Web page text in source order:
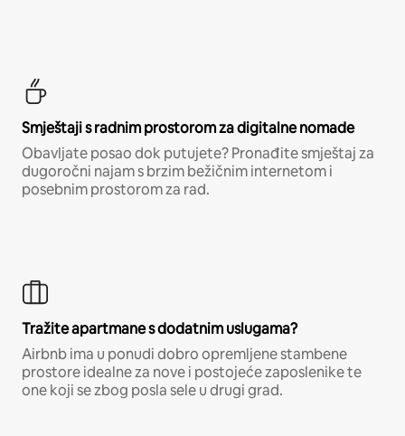
Smještaji s radnim prostorom za digitalne nomade
Obavljate posao dok putujete? Pronađite smještaj za
dugoročni najam s brzim bežičnim internetom i
posebnim prostorom za rad.
Tražite apartmane s dodatnim uslugama?
Airbnb ima u ponudi dobro opremljene stambene
prostore idealne za nove i postojeće zaposlenike te
one koji se zbog posla sele u drugi grad.